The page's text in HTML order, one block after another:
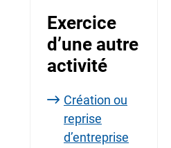
Exercice
d’une autre
activité
Création ou
reprise
d’entreprise